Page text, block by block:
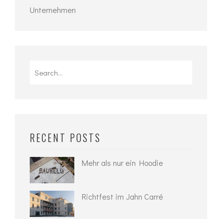
Unternehmen
RECENT POSTS
Mehr als nur ein Hoodie
Richtfest im Jahn Carré